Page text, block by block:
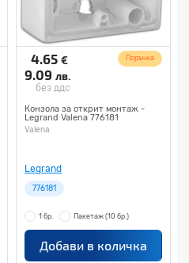
4.65 €
9.09 лв.
без ддс
Поръчка
Конзола за открит монтаж -
Legrand Valena 776181
Valena
Legrand
776181
1 бр. Пакетаж (10 бр.)
Добави в количка